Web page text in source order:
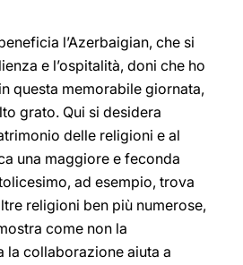
l’Azerbaigian, che si
e l’ospitalità, doni che ho
questa memorabile giornata,
grato. Qui si desidera
delle religioni e al
una maggiore e feconda
ad esempio, trova
religioni ben più numerose,
come non la
la collaborazione aiuta a